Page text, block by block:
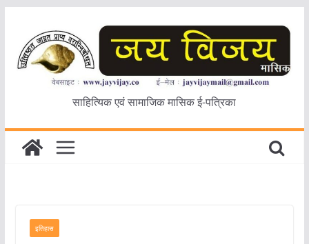
content
साहित्यिक एवं सामाजिक मासिक ई-पत्रिका
इतिहास